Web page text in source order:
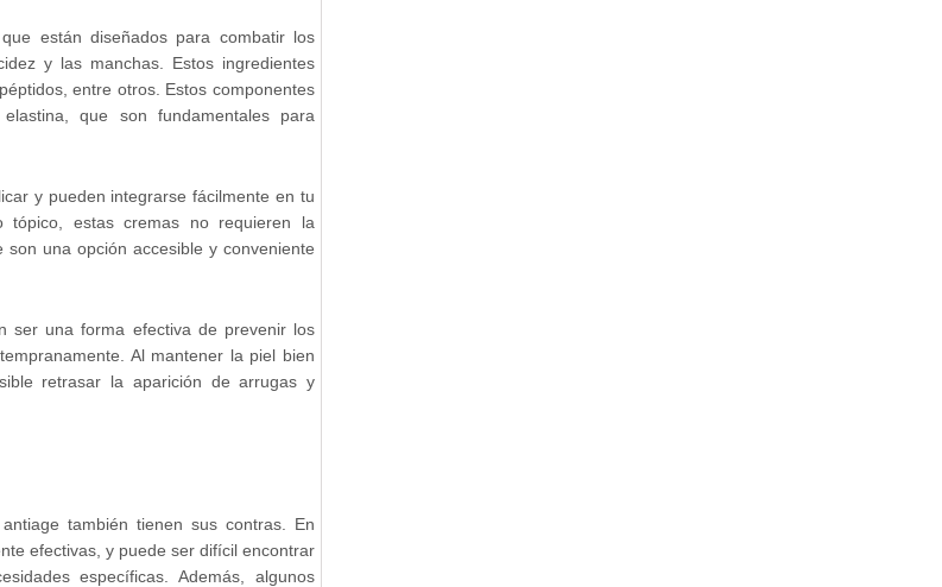
están diseñados para combatir los
y las manchas. Estos ingredientes
entre otros. Estos componentes
que son fundamentales para
y pueden integrarse fácilmente en tu
estas cremas no requieren la
una opción accesible y conveniente
ser una forma efectiva de prevenir los
Al mantener la piel bien
retrasar la aparición de arrugas y
también tienen sus contras. En
efectivas, y puede ser difícil encontrar
específicas. Además, algunos